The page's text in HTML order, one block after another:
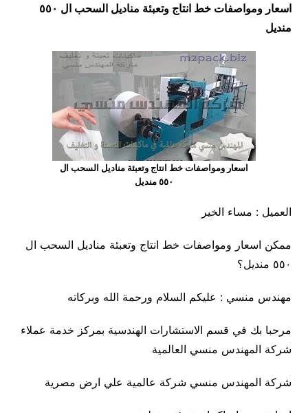
اسعار ومواصفات خط انتاج وتعبئة مناديل السحب ال ٥٥٠
منديل
اسعار ومواصفات خط انتاج وتعبئة مناديل السحب ال
٥٥٠ منديل
العميل : مساء الخير
ممكن اسعار ومواصفات خط انتاج وتعبئة مناديل السحب ال
٥٥٠ منديل؟
مهندس منسي : عليكم السلام ورحمة الله وبركاته
مرحبا بك في قسم الاستشارات الهندسية بمركز خدمة عملاء
شركة المهندس منسي العالمية
شركة المهندس منسي شركة عالمية علي ارض مصرية